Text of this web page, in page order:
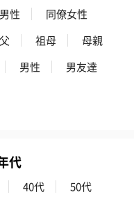
性
同僚女性
祖母
母親
男性
男友達
代
40代
50代